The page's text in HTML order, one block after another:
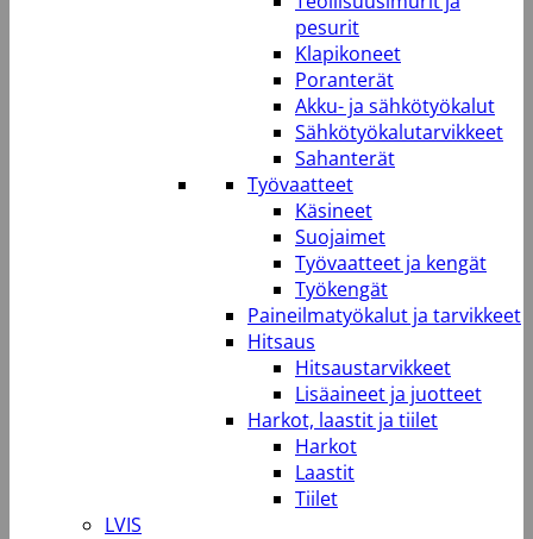
pesurit
Klapikoneet
Poranterät
Akku- ja sähkötyökalut
Sähkötyökalutarvikkeet
Sahanterät
Työvaatteet
Käsineet
Suojaimet
Työvaatteet ja kengät
Työkengät
Paineilmatyökalut ja tarvikkeet
Hitsaus
Hitsaustarvikkeet
Lisäaineet ja juotteet
Harkot, laastit ja tiilet
Harkot
Laastit
Tiilet
LVIS